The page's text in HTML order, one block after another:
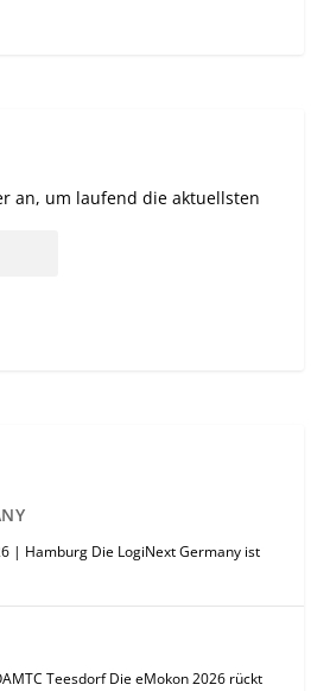
an, um laufend die aktuellsten
| Hamburg Die LogiNext Germany ist
Teesdorf Die eMokon 2026 rückt